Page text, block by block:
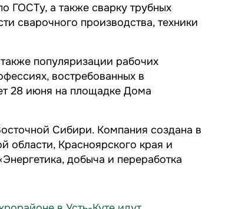
ГОСТу, а также сварку трубных
сварочного производства, техники
популяризации рабочих
востребованных в
28 июня на площадке Дома
Сибири. Компания создана в
области, Красноярского края и
добыча и переработка